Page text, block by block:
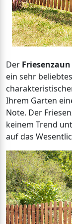
Der Friesenzaun
ein sehr
Ihrem Garten
Note. Der
keinem Trend
auf das